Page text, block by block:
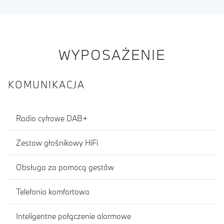
WYPOSAŻENIE
KOMUNIKACJA
Radio cyfrowe DAB+
Zestaw głośnikowy HiFi
Obsługa za pomocą gestów
Telefonia komfortowa
Inteligentne połączenie alarmowe